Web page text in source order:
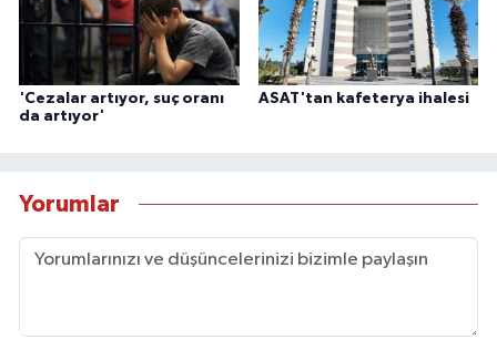
'Cezalar artıyor, suç oranı
da artıyor'
ASAT'tan kafeterya ihalesi
Yorumlar